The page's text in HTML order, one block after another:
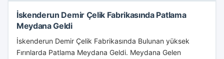
İskenderun Demir Çelik Fabrikasında Patlama
Meydana Geldi
İskenderun Demir Çelik Fabrikasında Bulunan yüksek
Fırınlarda Patlama Meydana Geldi. Meydana Gelen